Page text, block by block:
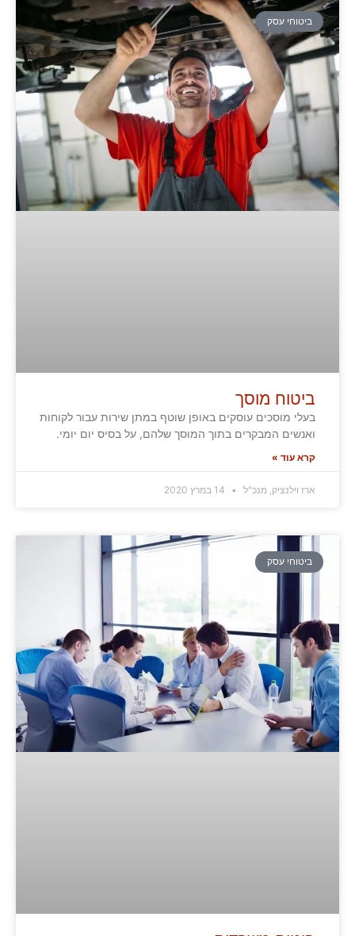
ביטוחי עסק
ביטוח מוסך
בעלי מוסכים עוסקים באופן שוטף במתן שירות עבור לקוחות
ואנשים המבקרים בתוך המוסך שלהם, על בסיס יום יומי.
קרא עוד »
ארז וילנציק, מנכ"ל
ביטוחי עסק